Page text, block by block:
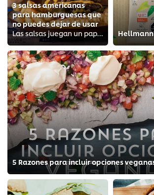
3 salsas americanas
para hamburguesas que
no puedes dejar de usar
Las salsas juegan un papel muy importante en todo esto, ya que su sabor y textura son la clave a la hora de maridar los diferen...
5 Razones para incluir opciones